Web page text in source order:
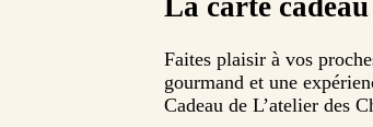
Faites plaisir à vos
gourmand et une
Cadeau de L’atelier des